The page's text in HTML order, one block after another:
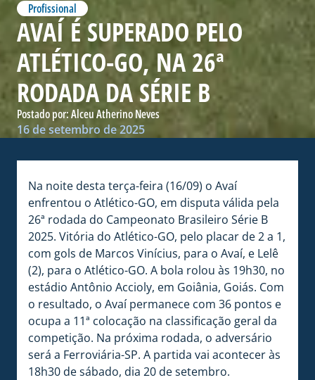
Profissional
AVAÍ É SUPERADO PELO
ATLÉTICO-GO, NA 26ª
RODADA DA SÉRIE B
Postado por:Alceu Atherino Neves
16 de setembro de 2025
Na noite desta terça-feira (16/09) o Avaí
enfrentou o Atlético-GO, em disputa válida pela
26ª rodada do Campeonato Brasileiro Série B
2025. Vitória do Atlético-GO, pelo placar de 2 a 1,
com gols de Marcos Vinícius, para o Avaí, e Lelê
(2), para o Atlético-GO. A bola rolou às 19h30, no
estádio Antônio Accioly, em Goiânia, Goiás. Com
o resultado, o Avaí permanece com 36 pontos e
ocupa a 11ª colocação na classificação geral da
competição. Na próxima rodada, o adversário
será a Ferroviária-SP. A partida vai acontecer às
18h30 de sábado, dia 20 de setembro.